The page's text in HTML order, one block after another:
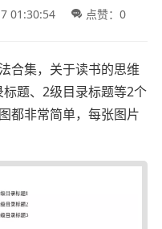
01:30:54 点赞：0
合集，关于读书的思维
题、2级目录标题等2个
都非常简单，每张图片